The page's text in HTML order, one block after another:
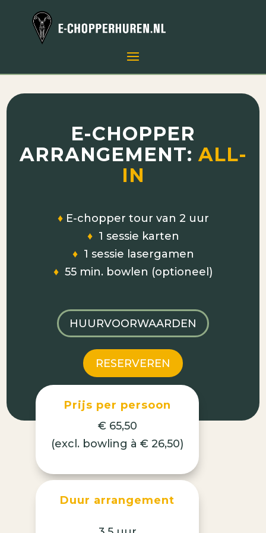
E-CHOPPER
ARRANGEMENT: ALL-
IN
♦E-chopper tour van 2 uur
♦ 1 sessie karten
♦ 1 sessie lasergamen
♦ 55 min. bowlen (optioneel)
HUURVOORWAARDEN
RESERVEREN
Prijs per persoon
€ 65,50
(excl. bowling à € 26,50)
Duur arrangement